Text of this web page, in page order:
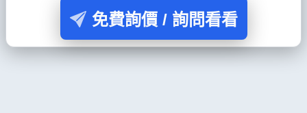
免費詢價 / 詢問看看